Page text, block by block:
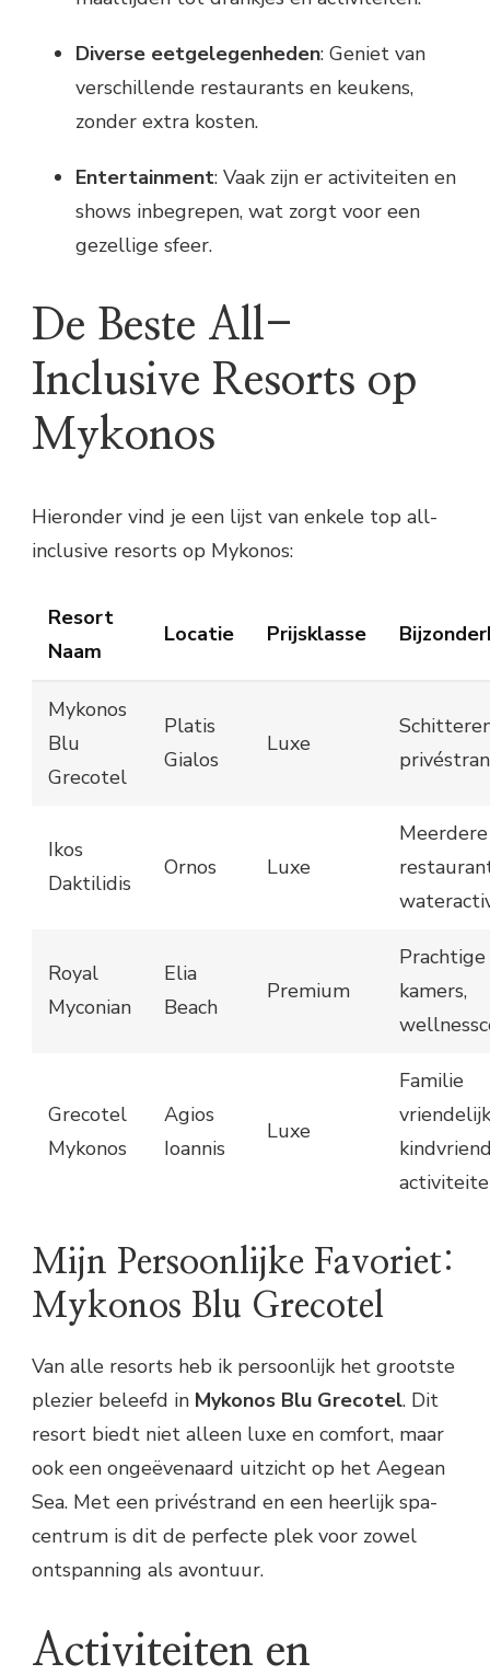
Diverse eetgelegenheden: Geniet van
verschillende restaurants en keukens,
zonder extra kosten.
Entertainment: Vaak zijn er activiteiten en
shows inbegrepen, wat zorgt voor een
gezellige sfeer.
De Beste All-
Inclusive Resorts op
Mykonos
Hieronder vind je een lijst van enkele top all-
inclusive resorts op Mykonos:
Resort
Naam
Locatie Prijsklasse
Mykonos
Blu
Grecotel
Platis
Gialos
Luxe
Ikos
Daktilidis
Ornos Luxe
Meerdere
Royal
Myconian
Elia
Beach
Premium
Prachtige
kamers,
Grecotel
Mykonos
Agios
Ioannis
Luxe
Familie
Mijn Persoonlijke Favoriet:
Mykonos Blu Grecotel
Van alle resorts heb ik persoonlijk het grootste
plezier beleefd in Mykonos Blu Grecotel. Dit
resort biedt niet alleen luxe en comfort, maar
ook een ongeëvenaard uitzicht op het Aegean
Sea. Met een privéstrand en een heerlijk spa-
centrum is dit de perfecte plek voor zowel
ontspanning als avontuur.
Activiteiten en